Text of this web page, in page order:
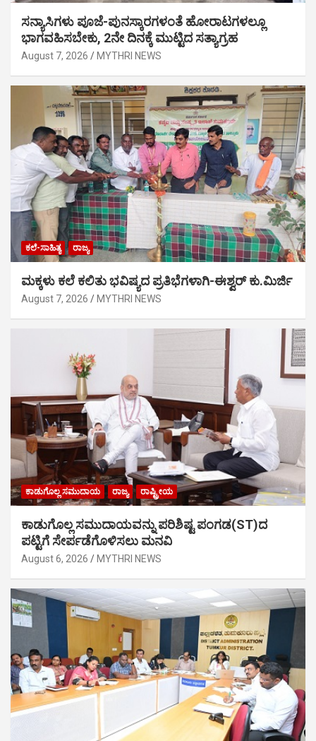
ಸನ್ಯಾಸಿಗಳು ಪೂಜೆ-ಪುನಸ್ಕಾರಗಳಂತೆ ಹೋರಾಟಗಳಲ್ಲೂ
ಭಾಗವಹಿಸಬೇಕು, 2ನೇ ದಿನಕ್ಕೆ ಮುಟ್ಟಿದ ಸತ್ಯಾಗ್ರಹ
August 7, 2026 MYTHRI NEWS
ಕಲೆ-ಸಾಹಿತ್ಯ ರಾಜ್ಯ
ಮಕ್ಕಳು ಕಲೆ ಕಲಿತು ಭವಿಷ್ಯದ ಪ್ರತಿಭೆಗಳಾಗಿ-ಈಶ್ವರ್ ಕು.ಮಿರ್ಜಿ
August 7, 2026 MYTHRI NEWS
ಕಾಡುಗೊಲ್ಲ ಸಮುದಾಯ ರಾಜ್ಯ ರಾಷ್ಟ್ರೀಯ
ಕಾಡುಗೊಲ್ಲ ಸಮುದಾಯವನ್ನು ಪರಿಶಿಷ್ಟ ಪಂಗಡ(ST)ದ
ಪಟ್ಟಿಗೆ ಸೇರ್ಪಡೆಗೊಳಿಸಲು ಮನವಿ
August 6, 2026 MYTHRI NEWS